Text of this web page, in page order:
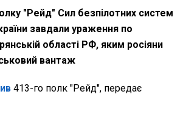
"Рейд" Сил безпілотних систем
завдали ураження по
області РФ, яким росіяни
вантаж
413-го полк "Рейд", передає